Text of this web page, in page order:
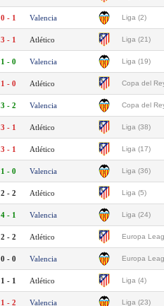
0 - 1 Valencia Liga (2)
3 - 1 Atlético Liga (21)
1 - 0 Valencia Liga (19)
1 - 0 Atlético Copa del
3 - 2 Valencia Copa del
3 - 1 Atlético Liga (38)
3 - 1 Atlético Liga (17)
1 - 0 Valencia Liga (36)
2 - 2 Atlético Liga (5)
4 - 1 Valencia Liga (24)
2 - 2 Atlético Europa
0 - 0 Valencia Europa
1 - 1 Atlético Liga (4)
1 - 2 Valencia Liga (23)